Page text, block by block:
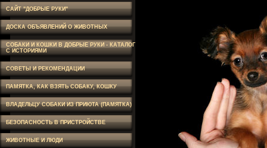
САЙТ "ДОБРЫЕ РУКИ"
ДОСКА ОБЪЯВЛЕНИЙ О ЖИВОТНЫХ
СОБАКИ И КОШКИ В ДОБРЫЕ РУКИ - КАТАЛОГ
С ИСТОРИЯМИ
СОВЕТЫ И РЕКОМЕНДАЦИИ
ПАМЯТКА, КАК ВЗЯТЬ СОБАКУ, КОШКУ
ВЛАДЕЛЬЦУ СОБАКИ ИЗ ПРИЮТА (ПАМЯТКА)
БЕЗОПАСНОСТЬ В ПРИСТРОЙСТВЕ
ЖИВОТНЫЕ И ЛЮДИ